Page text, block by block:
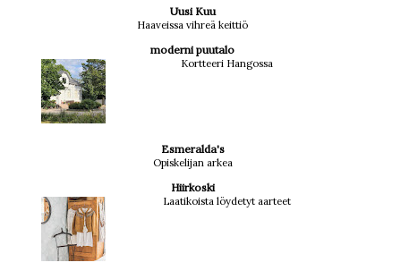
Uusi Kuu
Haaveissa vihreä keittiö
moderni puutalo
Kortteeri Hangossa
Esmeralda's
Opiskelijan arkea
Hiirkoski
Laatikoista löydetyt aarteet